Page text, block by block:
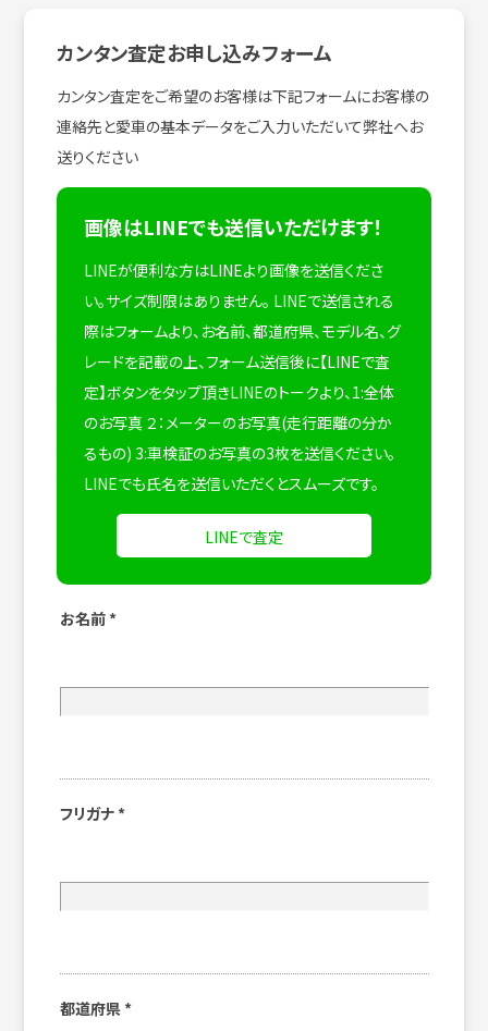
カンタン査定お申し込みフォーム
カンタン査定をご希望のお客様は下記フォームにお客様の
連絡先と愛車の基本データをご入力いただいて弊社へお
送りください
画像はLINEでも送信いただけます！
LINEが便利な方はLINEより画像を送信くださ
い。サイズ制限はありません。 LINEで送信される
際はフォームより、お名前、都道府県、モデル名、グ
レードを記載の上、フォーム送信後に【LINEで査
定】ボタンをタップ頂きLINEのトークより、1:全体
のお写真 ２：メーターのお写真(走行距離の分か
るもの) 3:車検証のお写真の3枚を送信ください。
LINEでも氏名を送信いただくとスムーズです。
LINEで査定
お名前 *
フリガナ *
都道府県 *